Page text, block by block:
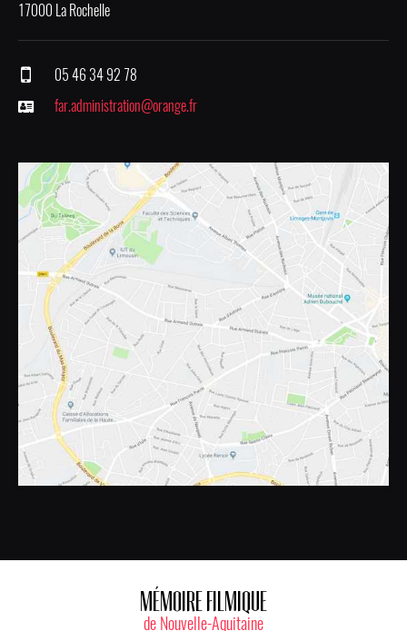
17000 La Rochelle
05 46 34 92 78
far.administration@orange.fr
MÉMOIRE FILMIQUE
de Nouvelle-Aquitaine